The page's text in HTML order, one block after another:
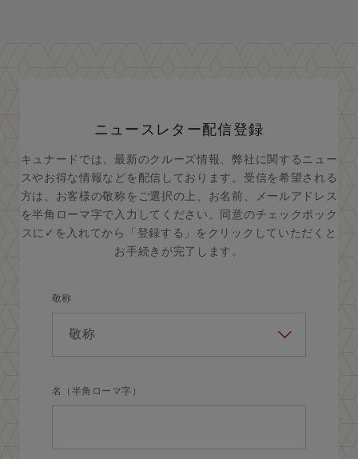
ニュースレター配信登録
キュナードでは、最新のクルーズ情報、弊社に関するニュー
スやお得な情報などを配信しております。受信を希望される
方は、お客様の敬称をご選択の上、お名前、メールアドレス
を半角ローマ字で入力してください。同意のチェックボック
スに✓を入れてから「登録する」をクリックしていただくと
お手続きが完了します。
敬称
名（半角ローマ字）